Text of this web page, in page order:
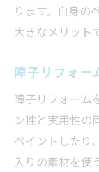
ります。自身の
大きなメリット
障子リフォー
障子リフォーム
ン性と実用性の
ペイントしたり
入りの素材を使